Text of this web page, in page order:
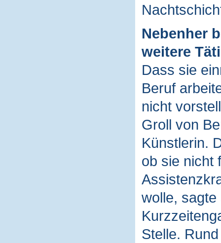
Nebenher
weitere
Dass sie
Beruf
nicht
Groll von
Künstlerin.
ob sie nicht
wolle, sagte
Stelle.